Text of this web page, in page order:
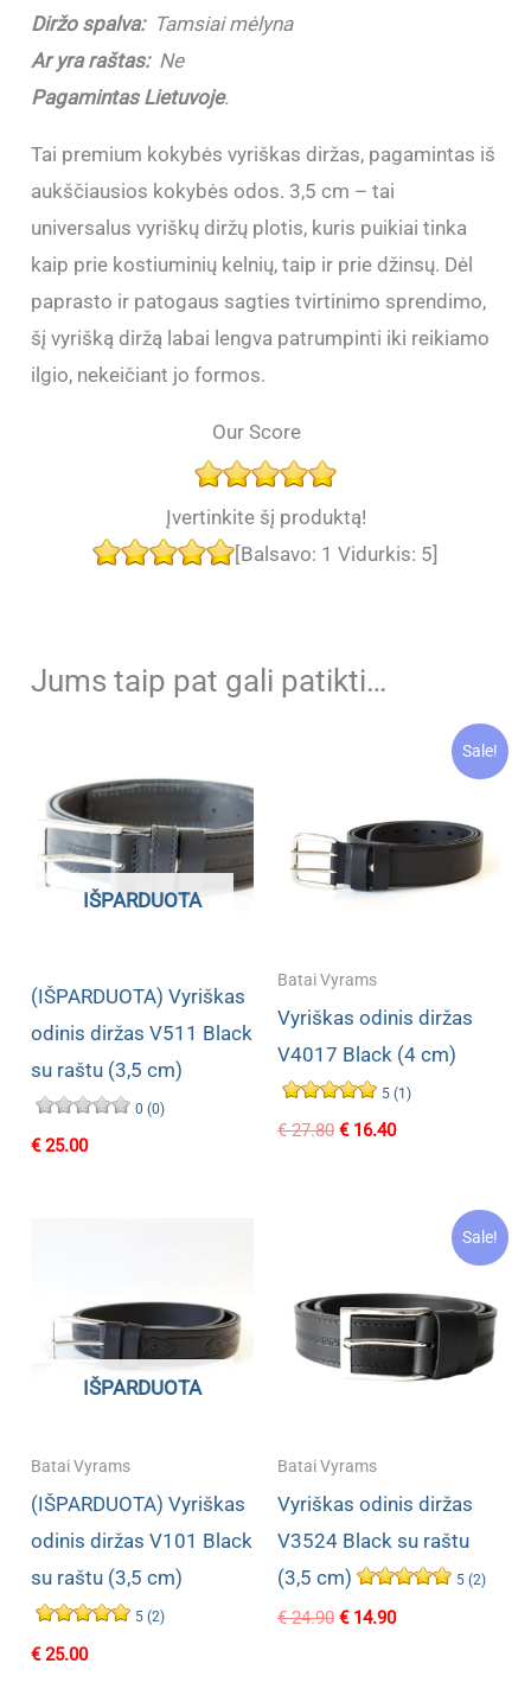
Diržo spalva:Tamsiai mėlyna
Ar yra raštas:Ne
Pagamintas Lietuvoje.
Tai premium kokybės vyriškas diržas, pagamintas iš
aukščiausios kokybės odos. 3,5 cm – tai
universalus vyriškų diržų plotis, kuris puikiai tinka
kaip prie kostiuminių kelnių, taip ir prie džinsų. Dėl
paprasto ir patogaus sagties tvirtinimo sprendimo,
šį vyrišką diržą labai lengva patrumpinti iki reikiamo
ilgio, nekeičiant jo formos.
Our Score
Įvertinkite šį produktą!
[Balsavo: 1 Vidurkis: 5]
Jums taip pat gali patikti…
IŠPARDUOTA
(IŠPARDUOTA) Vyriškas
odinis diržas V511 Black
su raštu (3,5 cm)
0 (0)
€25.00
Sale!
Batai Vyrams
Vyriškas odinis diržas
V4017 Black (4 cm)
5 (1)
€27.80 Original
€16.40Current
IŠPARDUOTA
Batai Vyrams
(IŠPARDUOTA) Vyriškas
odinis diržas V101 Black
su raštu (3,5 cm)
5 (2)
€25.00
Sale!
Batai Vyrams
Vyriškas odinis diržas
V3524 Black su raštu
(3,5 cm)
5 (2)
€24.90 Original
€14.90Current